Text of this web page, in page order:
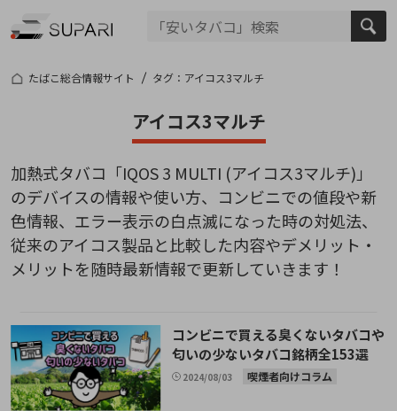
たばこ総合情報サイト タグ：アイコス3マルチ
アイコス3マルチ
加熱式タバコ「IQOS 3 MULTI (アイコス3マルチ)」
のデバイスの情報や使い方、コンビニでの値段や新
色情報、エラー表示の白点滅になった時の対処法、
従来のアイコス製品と比較した内容やデメリット・
メリットを随時最新情報で更新していきます！
コンビニで買える臭くないタバコや
匂いの少ないタバコ銘柄全153選
2024/08/03 喫煙者向けコラム